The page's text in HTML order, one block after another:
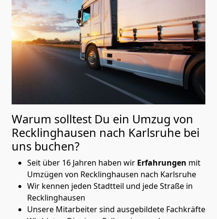
Warum solltest Du ein Umzug von
Recklinghausen nach Karlsruhe bei
uns buchen?
Seit über 16 Jahren haben wir Erfahrungen mit
Umzügen von Recklinghausen nach Karlsruhe
Wir kennen jeden Stadtteil und jede Straße in
Recklinghausen
Unsere Mitarbeiter sind ausgebildete Fachkräfte